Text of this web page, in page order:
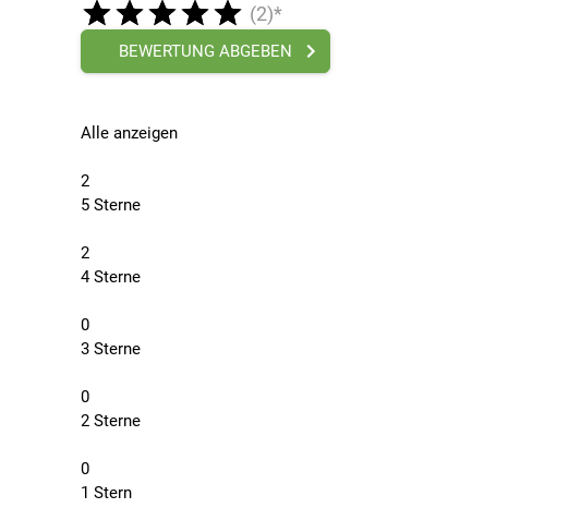
(2)*
BEWERTUNG ABGEBEN
Alle anzeigen
2
5 Sterne
2
4 Sterne
0
3 Sterne
0
2 Sterne
0
1 Stern